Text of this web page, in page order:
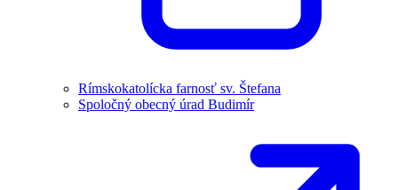
Rímskokatolícka farnosť sv. Štefana
Spoločný obecný úrad Budimír